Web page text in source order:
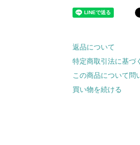
返品について
特定商取引法に基づ
この商品について問
買い物を続ける